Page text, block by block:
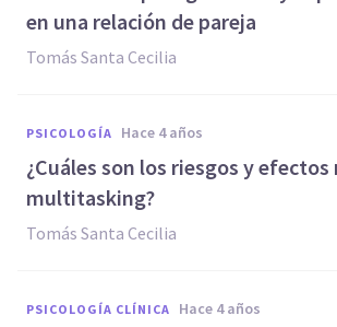
en una relación de pareja
Tomás Santa Cecilia
PSICOLOGÍA hace 4 años
¿Cuáles son los riesgos y
multitasking?
Tomás Santa Cecilia
PSICOLOGÍA CLÍNICA hace 4 años